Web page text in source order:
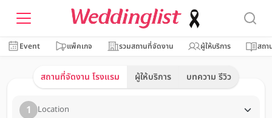
Event แพ็คเกจ รวมสถานที่จัดงาน ผู้ให้บริการ สถา
สถานที่จัดงาน โรงแรม ผู้ให้บริการ บทความ รีวิว
1 Location